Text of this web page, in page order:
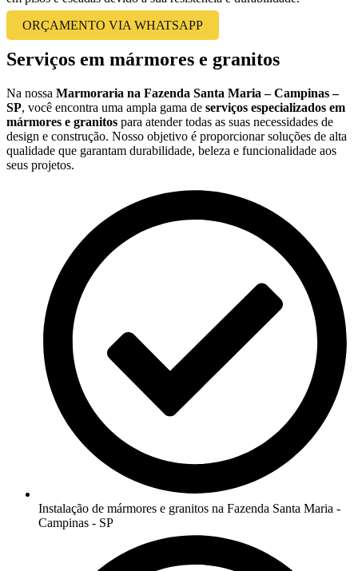
ORÇAMENTO VIA WHATSAPP
Serviços em mármores e granitos
Na nossa Marmoraria na Fazenda Santa Maria – Campinas –
SP, você encontra uma ampla gama de serviços especializados em
mármores e granitos para atender todas as suas necessidades de
design e construção. Nosso objetivo é proporcionar soluções de alta
qualidade que garantam durabilidade, beleza e funcionalidade aos
seus projetos.
Instalação de mármores e granitos na Fazenda Santa Maria -
Campinas - SP